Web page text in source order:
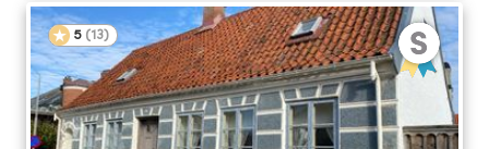
5 (13)